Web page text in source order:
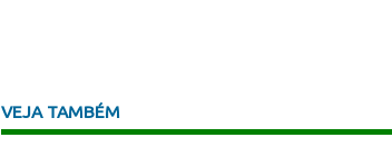
VEJA TAMBÉM